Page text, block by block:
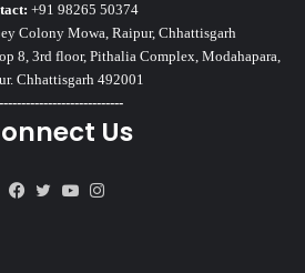
+91 98265 50374
Colony Mowa, Raipur, Chhattisgarh
8, 3rd floor, Pithalia Complex, Modahapara,
Chhattisgarh 492001
Us
Facebook
TwitterYouTube